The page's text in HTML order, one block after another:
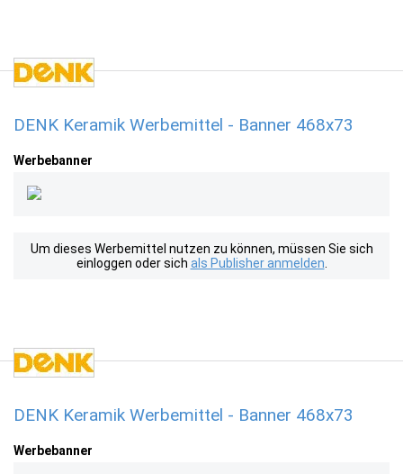
DENK Keramik Werbemittel - Banner 468x73
Werbebanner
Um dieses Werbemittel nutzen zu können, müssen Sie sich
einloggen oder sich als Publisher anmelden
DENK Keramik Werbemittel - Banner 468x73
Werbebanner